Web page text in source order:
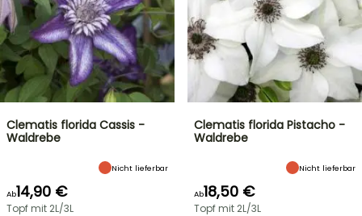
Clematis florida Cassis -
Waldrebe
Nicht lieferbar
Ab14,90 €
Topf mit 2L/3L
Clematis florida Pistacho -
Waldrebe
Nicht lieferbar
Ab18,50 €
Topf mit 2L/3L